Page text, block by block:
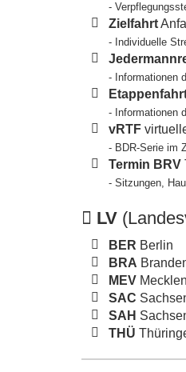
-
Zielfahrt
- Individuelle
- Informationen
- Informationen
vRTF
- BDR-Serie im
Termin BRV
- Sitzungen,
LV
BER Berlin
BRA
MEV
SAC
SAH
THÜ